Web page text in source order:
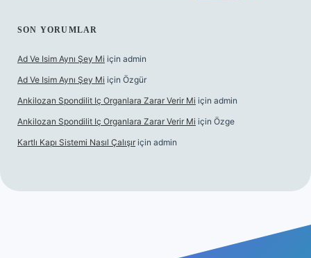
SON YORUMLAR
Ad Ve Isim Aynı Şey Mi için admin
Ad Ve Isim Aynı Şey Mi için Özgür
Ankilozan Spondilit Iç Organlara Zarar Verir Mi için admin
Ankilozan Spondilit Iç Organlara Zarar Verir Mi için Özge
Kartlı Kapı Sistemi Nasıl Çalışır için admin